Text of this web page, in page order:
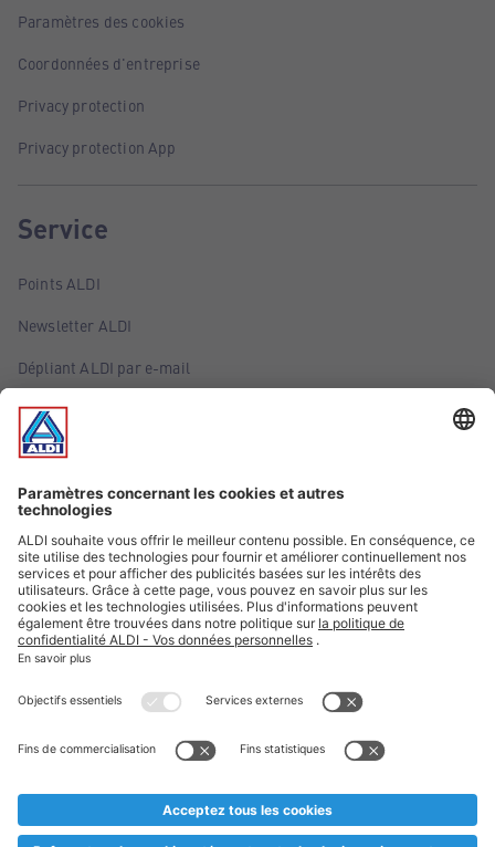
Paramètres des cookies
Coordonnées d'entreprise
Privacy protection
Privacy protection App
Service
Points ALDI
Newsletter ALDI
Dépliant ALDI par e-mail
Offres
Infos essentielles
Suivez ALDI Belgique
Textes marqués d'un astérisque et mentions légales
* Nous vendons ces articles temporairement et jusqu'à
au cas où, malgré le planning bien étudié, nous serions
prématurément en rupture de stock. Prix Recupel et TVA incl.
** Sur ce site, l’utilisation de la forme masculine a été adoptée